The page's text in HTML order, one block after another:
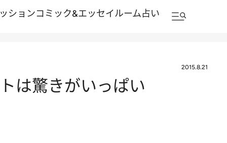
ションコミック&エッセイルーム占い
2015.8.21
は驚きがいっぱい